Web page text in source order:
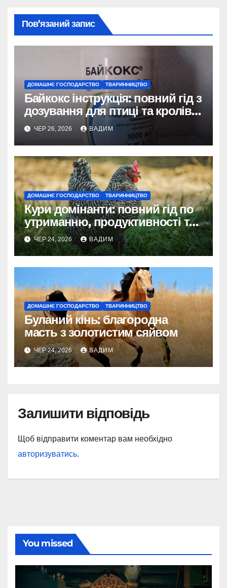
Пов’язаний запис
ДОМАШНЄ ГОСПОДАРСТВО ТВАРИННИЦТВО
Байкокс інструкція: повний гід з
дозування для птиці та кролів у
2026 році
ЧЕР 26, 2026 ВАДИМ
ДОМАШНЄ ГОСПОДАРСТВО ТВАРИННИЦТВО
Кури домінанти: повний гід по
утриманню, продуктивності та
догляду
ЧЕР 24, 2026 ВАДИМ
ДОМАШНЄ ГОСПОДАРСТВО ТВАРИННИЦТВО
Буланий кінь: благородна
масть з золотистим сяйвом
ЧЕР 24, 2026 ВАДИМ
Залишити відповідь
Щоб відправити коментар вам необхідно
авторизуватись.
You missed